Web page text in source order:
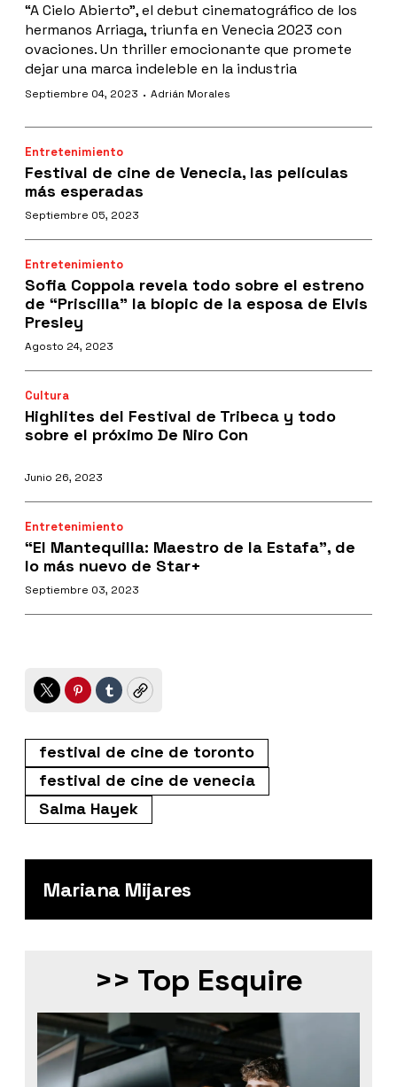
“A Cielo Abierto”, el debut cinematográfico de los
hermanos Arriaga, triunfa en Venecia 2023 con
ovaciones. Un thriller emocionante que promete
dejar una marca indeleble en la industria
Septiembre 04, 2023 · Adrián Morales
Entretenimiento
Festival de cine de Venecia, las películas
más esperadas
Septiembre 05, 2023
Entretenimiento
Sofia Coppola revela todo sobre el estreno
de “Priscilla” la biopic de la esposa de Elvis
Presley
Agosto 24, 2023
Cultura
Highlites del Festival de Tribeca y todo
sobre el próximo De Niro Con
Junio 26, 2023
Entretenimiento
“El Mantequilla: Maestro de la Estafa”, de
lo más nuevo de Star+
Septiembre 03, 2023
TwitterPinterest
TumblrCopy
festival de cine de toronto
festival de cine de venecia
Salma Hayek
Mariana Mijares
>> Top Esquire